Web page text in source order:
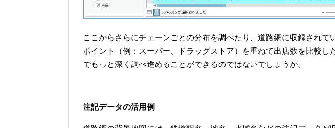
ここからさらにチェーンごとの分布を調べたり、道路網に収録されて
ポイント（例：スーパー、ドラッグストア）を重ねて出店数を比較し
でもっと深く調べ進めることができるのではないでしょうか。
注記データの活用例